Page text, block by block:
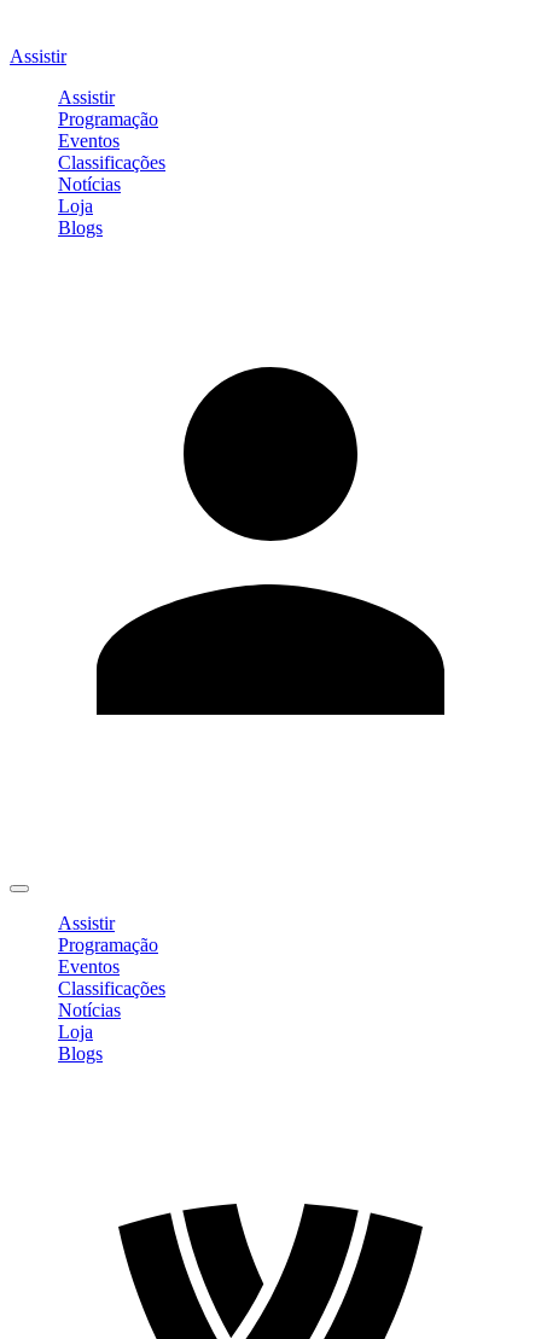
Assistir
Assistir
Programação
Eventos
Classificações
Notícias
Loja
Blogs
Assistir
Programação
Eventos
Classificações
Notícias
Loja
Blogs